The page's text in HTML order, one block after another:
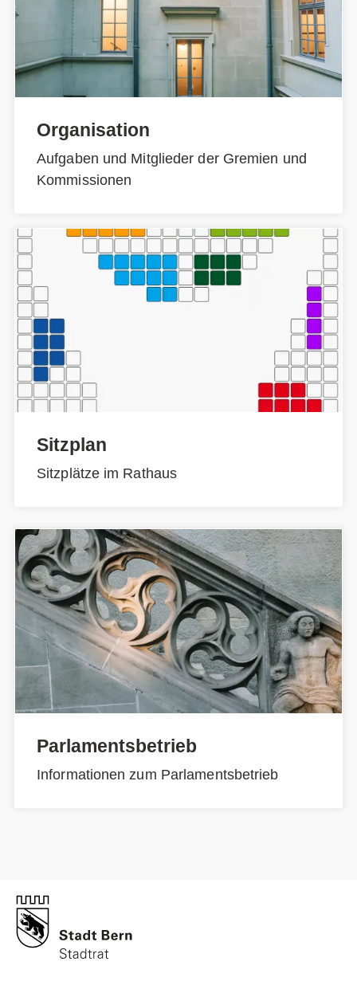
Organisation
Aufgaben und Mitglieder der Gremien und
Kommissionen
Sitzplan
Sitzplätze im Rathaus
Parlamentsbetrieb
Informationen zum Parlamentsbetrieb